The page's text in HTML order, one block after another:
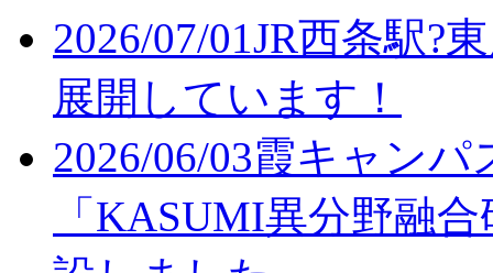
2026/07/01JR西条駅?
展開しています！
2026/06/03霞キャンパ
「KASUMI異分野融